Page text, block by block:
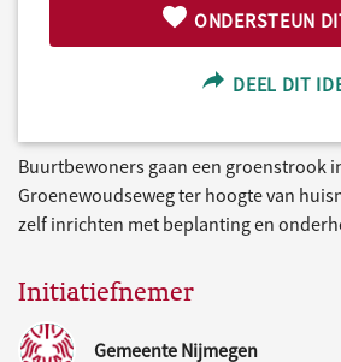
ONDERSTEUN
DEEL DIT
Buurtbewoners gaan een groenstrook
Groenewoudseweg ter hoogte van
zelf inrichten met beplanting en
Initiatiefnemer
Gemeente Nijmegen